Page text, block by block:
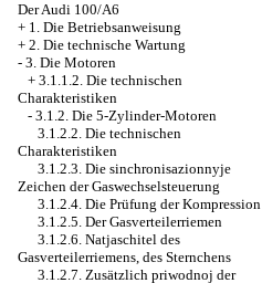
Der Audi 100/A6
+ 1. Die Betriebsanweisung
+ 2. Die technische Wartung
- 3. Die Motoren
+ 3.1.1.2. Die technischen
Charakteristiken
- 3.1.2. Die 5-Zylinder-Motoren
3.1.2.2. Die technischen
Charakteristiken
3.1.2.3. Die sinchronisazionnyje
Zeichen der Gaswechselsteuerung
3.1.2.4. Die Prüfung der Kompression
3.1.2.5. Der Gasverteilerriemen
3.1.2.6. Natjaschitel des
Gasverteilerriemens, des Sternchens
3.1.2.7. Zusätzlich priwodnoj der